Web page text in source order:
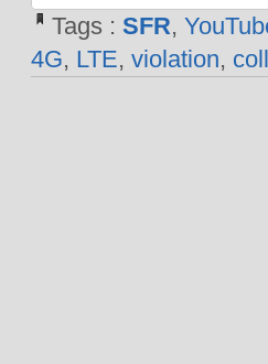
Tags : SFR,
4G, LTE, violation,